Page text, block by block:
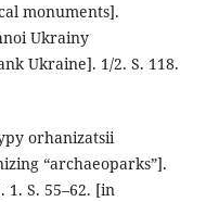
monuments].
Ukrainy
Ukraine]. 1/2. S. 118.
orhanizatsii
“archaeoparks”].
1. S. 55–62. [in